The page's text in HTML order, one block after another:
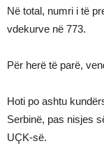
Në total, numri i të
vdekurve në 773.
Për herë të parë,
Hoti po ashtu
Serbinë, pas nisjes
UÇK-së.